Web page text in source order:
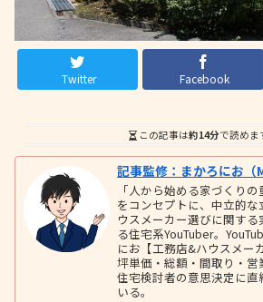
Twitter Facebook
この記事は約14分で読めま
記事監修：まかろにお（
「人から始める家づくりの
をコンセプトに、中立的
ウスメーカー選びに関す
る住宅系YouTuber。
にお【工務店&ハウスメー
坪単価・総額・間取り・営
住宅検討者の意思決定に
いる。